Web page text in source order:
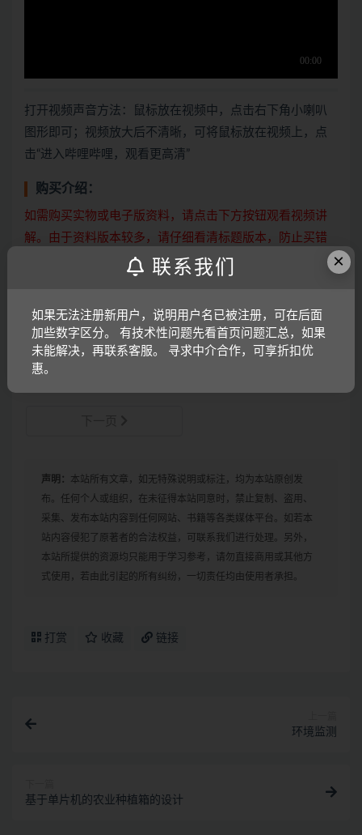
打开视频声音方法：鼠标放在视频中，点击右下角小喇叭
图形即可；视频放大后不清晰，可将鼠标放在视频上，点
击“进入哔哩哔哩，观看更高清”
购买介绍：
如需购买实物或电子版资料，请点击下方按钮观看视频讲
解。由于资料版本较多，请仔细看清标题版本，防止买错
资料，如果买错，概不退换！
注意：下方如果有跳转按钮，即可点击跳转观看不同版的
声明： 本站所有文章，如无特殊说明或标注，均为本站原创发
布。任何个人或组织，在未征得本站同意时，禁止复制、盗用、
采集、发布本站内容到任何网站、书籍等各类媒体平台。如若本
站内容侵犯了原著者的合法权益，可联系我们进行处理。另外，
本站所提供的资源均只能用于学习参考，请勿直接商用或其他方
式使用，若由此引起的所有纠纷，一切责任均由使用者承担。
打赏 收藏 链接
环境监测
基于单片机的农业种植箱的设计
×
联系我们
如果无法注册新用户，说明用户名已被注册，可在后面
加些数字区分。 有技术性问题先看首页问题汇总，如果
未能解决，再联系客服。 寻求中介合作，可享折扣优
惠。